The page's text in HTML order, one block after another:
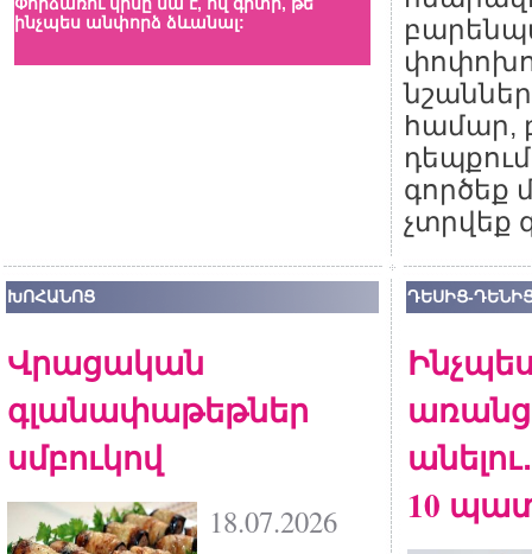
ինչպես անփորձ ձևանալ:
միավորված են։
վերածվում են
է»: - Վ. Հյուգո
համար,
գործեք
չտրվեք
ԽՈՀԱՆՈՑ
Վրացական
գլանափաթեթներ
սմբուկով
18.07.2026
ԴԵՍԻՑ-
10